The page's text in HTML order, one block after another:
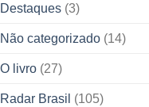
Destaques(3)
Não categorizado(14)
O livro(27)
Radar Brasil (105)